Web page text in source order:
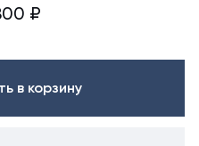
₽
в корзину